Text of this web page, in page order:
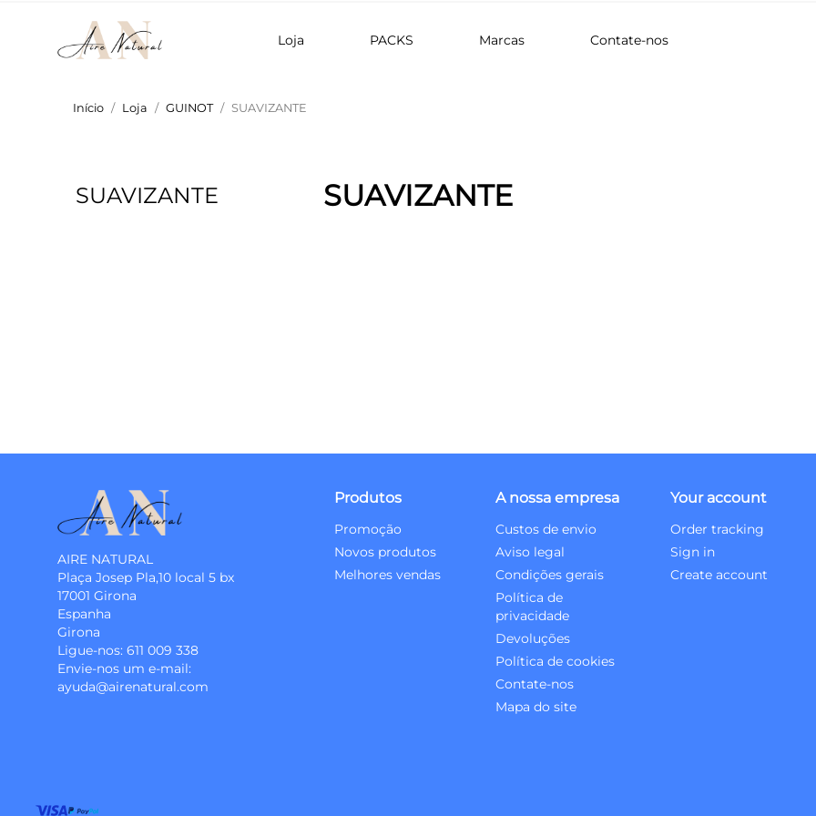
Loja PACKS Marcas Contate-nos
Início Loja GUINOT SUAVIZANTE
SUAVIZANTE SUAVIZANTE
AIRE NATURAL
Plaça Josep Pla,10 local 5 bx
17001 Girona
Espanha
Girona
Ligue-nos: 611 009 338
Envie-nos um e-mail:
ayuda@airenatural.com
Produtos
Promoção
Novos produtos
Melhores vendas
A nossa empresa
Custos de envio
Aviso legal
Condições gerais
Política de
privacidade
Devoluções
Política de cookies
Contate-nos
Mapa do site
Your account
Order tracking
Sign in
Create account